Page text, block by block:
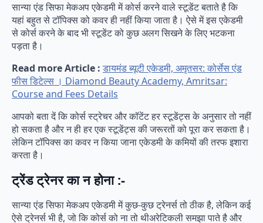
सान्या एंड सिफा मेकअप एकेडमी में कोर्स करने वाले स्टूडेंट बताते है कि
यहां बहुत से टॉपिक्स को कवर ही नहीं किया जाता है। ऐसे में इस एकेडमी
से कोर्स करने के बाद भी स्टूडेंट को कुछ अलग सिखने के लिए भटकना
पड़ता है।
Read more Article : डायमंड ब्यूटी एकेडमी, अमृतसर: कोर्सेस एंड
फीस डिटेल्स । Diamond Beauty Academy, Amritsar:
Course and Fees Details
आपको बता दें कि कोर्स स्ट्रेचर और कॉटेंट हर स्टूडेंट्स के अनुसार तो नहीं
हो सकता है और न ही हर एक स्टूडेंट्स की जरूरतों को पूरा कर सकता है।
लेकिन टॉपिक्स का कवर न किया जाना एकेडमी के कमियों की तरफ इशारा
करता है।
ट्रेंड ट्रेनर का न होना :-
सान्या एंड सिफा मेकअप एकेडमी में कुछ-कुछ ट्रेनर्स तो ठीक है, लेकिन कई
ऐसे ट्रेनर्स भी है, जो कि कोर्स को ना तो थीअरेटिकली समझा पाते है और